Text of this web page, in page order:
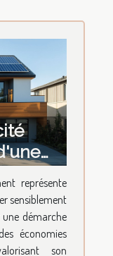
représente
sensiblement
démarche
économies
son